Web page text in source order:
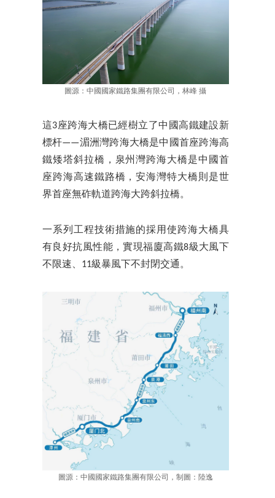
圖源：中國國家鐵路集團有限公司，林峰 攝
這3座跨海大橋已經樹立了中國高鐵建設新
標杆——湄洲灣跨海大橋是中國首座跨海高
鐵矮塔斜拉橋，泉州灣跨海大橋是中國首
座跨海高速鐵路橋，安海灣特大橋則是世
界首座無砟軌道跨海大跨斜拉橋。
一系列工程技術措施的採用使跨海大橋具
有良好抗風性能，實現福廈高鐵8級大風下
不限速、11級暴風下不封閉交通。
圖源：中國國家鐵路集團有限公司，制圖：陸逸